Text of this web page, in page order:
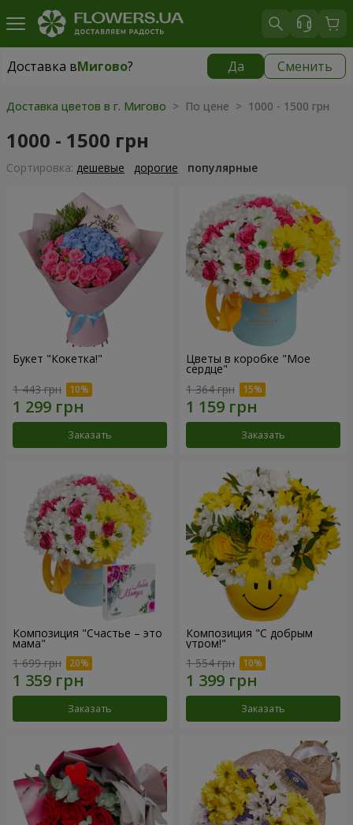
Доставка вМигово? Да Сменить
Доставка вМигово|
Доставка цветов в г. Мигово > По цене > 1000 - 1500 грн
1000 - 1500 грн
Cортировка: дешевые дорогие популярные
Букет "Кокетка!"
1 443 грн
Заказать
Цветы в коробке "Мое
сердце"
1 364 грн
Заказать
Композиция "Счастье – это
мама"
1 699 грн
Заказать
Композиция "С добрым
утром!"
1 554 грн
Заказать